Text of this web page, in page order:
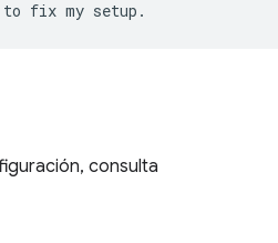
consulta